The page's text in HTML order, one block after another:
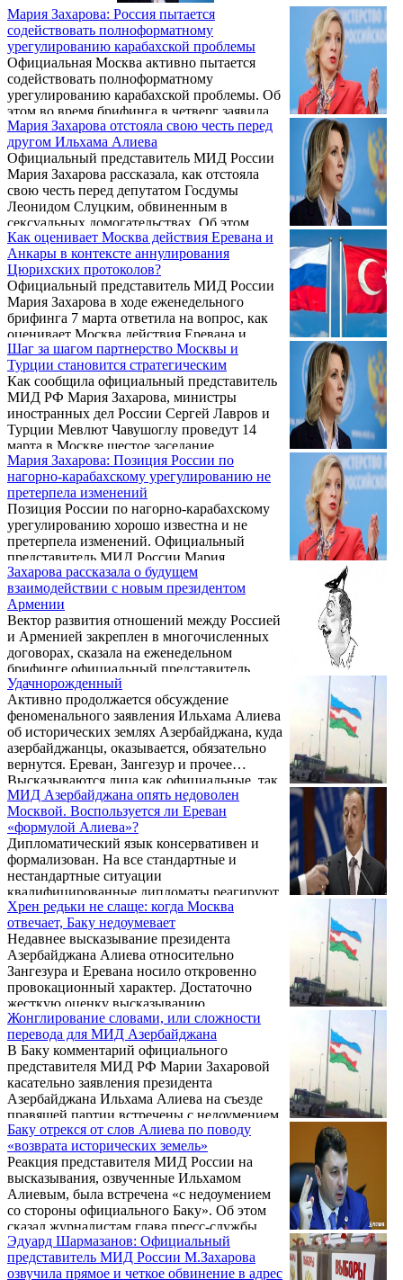
Мария Захарова: Россия пытается
содействовать полноформатному
урегулированию карабахской проблемы
Официальная Москва активно пытается
содействовать полноформатному
урегулированию карабахской проблемы. Об
этом во время брифинга в четверг заявила
официальный представитель МИД России
Мария Захарова.
Мария Захарова отстояла свою честь перед
другом Ильхама Алиева
Официальный представитель МИД России
Мария Захарова рассказала, как отстояла
свою честь перед депутатом Госдумы
Леонидом Слуцким, обвиненным в
сексуальных домогательствах. Об этом
сообщается на сайте НТВ.ru.
Как оценивает Москва действия Еревана и
Анкары в контексте аннулирования
Цюрихских протоколов?
Официальный представитель МИД России
Мария Захарова в ходе еженедельного
брифинга 7 марта ответила на вопрос, как
оценивает Москва действия Еревана и
Анкары в контексте аннулирования
Армяно-турецких (Цюрихских) протоколов.
Шаг за шагом партнерство Москвы и
Турции становится стратегическим
Как сообщила официальный представитель
МИД РФ Мария Захарова, министры
иностранных дел России Сергей Лавров и
Турции Мевлют Чавушоглу проведут 14
марта в Москве шестое заседание
совместной группы стратегического
планирования. В ходе предстоящих
переговоров «планируется сверить позиции
по ключевым вопросам двусторонней
повестки дня, проанализировать
выполнение договоренностей, достигнутых
между президентами России и Турции,
обсудить подготовку к очередному
заседанию российско-турецкого Совета
сотрудничества ...
Мария Захарова: Позиция России по
нагорно-карабахскому урегулированию не
претерпела изменений
Позиция России по нагорно-карабахскому
урегулированию хорошо известна и не
претерпела изменений. Официальный
представитель МИД России Мария
Захарова на брифинге 2 марта.
Захарова рассказала о будущем
взаимодействии с новым президентом
Армении
Вектор развития отношений между Россией
и Арменией закреплен в многочисленных
договорах, сказала на еженедельном
брифинге официальный представитель
МИД России Мария Захарова, отвечая на
вопрос Sputnik Армения о выстраивании
отношений с новым президентом Армении.
Удачнорожденный
Активно продолжается обсуждение
феноменального заявления Ильхама Алиева
об исторических землях Азербайджана, куда
азербайджанцы, оказывается, обязательно
вернутся. Ереван, Зангезур и прочее…
Высказываются лица как официальные, так
и не совсем. Официальные лица стараются
высказываться дипломатично. Спикер МИД
РФ Мария Захарова, отвечая на
соответствующий вопрос, осторожно
заметила, что подобные заявления не
соответствуют разрядке напряженности…
МИД Азербайджана опять недоволен
Москвой. Воспользуется ли Ереван
«формулой Алиева»?
Дипломатический язык консервативен и
формализован. На все стандартные и
нестандартные ситуации
квалифицированные дипломаты реагируют
с помощью определенных словесных
формул. Значение имеет не столько то, что
говорится, сколько как это произносится,
когда, кому. А также — что при этом не
говорится. Отказ от стандартного текста
или его изменение является заметным и
знаковым явлением. Бывают и такие
истории, когда в ответ на резкое заявление
партнера приходится реагировать всего
лишь односложной репликой, ...
Хрен редьки не слаще: когда Москва
отвечает, Баку недоумевает
Недавнее высказывание президента
Азербайджана Алиева относительно
Зангезура и Еревана носило откровенно
провокационный характер. Достаточно
жесткую оценку высказыванию
азербайджанского президента (правда, в
рамках, соответствующих дипломатическим
нормам) в первую очередь дала Москва.
Жонглирование словами, или сложности
перевода для МИД Азербайджана
В Баку комментарий официального
представителя МИД РФ Марии Захаровой
касательно заявления президента
Азербайджана Ильхама Алиева на съезде
правящей партии встречены с недоумением.
Об этом СМИ поведал глава пресс-службы
МИД Азербайджана Хикмет Гаджиев.
Баку отрекся от слов Алиева по поводу
«возврата исторических земель»
Реакция представителя МИД России на
высказывания, озвученные Ильхамом
Алиевым, была встречена «с недоумением
со стороны официального Баку». Об этом
сказал журналистам глава пресс-службы
МИД Азербайджана Хикмет Гаджиев.
Эдуард Шармазанов: Официальный
представитель МИД России М.Захарова
озвучила прямое и четкое обвинение в адрес